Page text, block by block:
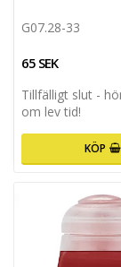
G07.28-33
65 SEK
Tillfälligt slut -
om lev tid!
KÖP